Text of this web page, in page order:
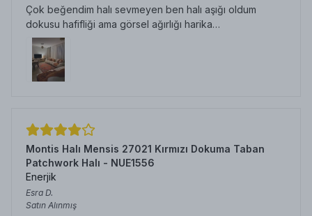
Çok beğendim halı sevmeyen ben halı aşığı oldum
dokusu hafifliği ama görsel ağırlığı harika…
Montis Halı Mensis 27021 Kırmızı Dokuma Taban
Patchwork Halı - NUE1556
Enerjik
Esra D.
Satın Alınmış